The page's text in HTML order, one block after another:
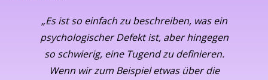
„Es ist so einfach zu beschreiben, was ein
psychologischer Defekt ist, aber hingegen
so schwierig, eine Tugend zu definieren.
Wenn wir zum Beispiel etwas über die